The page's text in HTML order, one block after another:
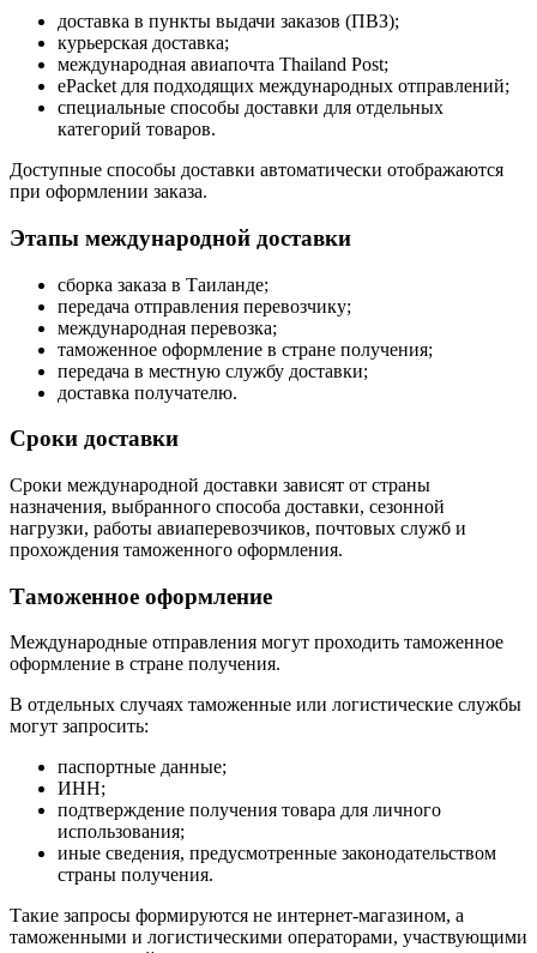
доставка в пункты выдачи заказов (ПВЗ);
курьерская доставка;
международная авиапочта Thailand Post;
ePacket для подходящих международных отправлений;
специальные способы доставки для отдельных
категорий товаров.
Доступные способы доставки автоматически отображаются
при оформлении заказа.
Этапы международной доставки
сборка заказа в Таиланде;
передача отправления перевозчику;
международная перевозка;
таможенное оформление в стране получения;
передача в местную службу доставки;
доставка получателю.
Сроки доставки
Сроки международной доставки зависят от страны
назначения, выбранного способа доставки, сезонной
нагрузки, работы авиаперевозчиков, почтовых служб и
прохождения таможенного оформления.
Таможенное оформление
Международные отправления могут проходить таможенное
оформление в стране получения.
В отдельных случаях таможенные или логистические службы
могут запросить:
паспортные данные;
ИНН;
подтверждение получения товара для личного
использования;
иные сведения, предусмотренные законодательством
страны получения.
Такие запросы формируются не интернет-магазином, а
таможенными и логистическими операторами, участвующими